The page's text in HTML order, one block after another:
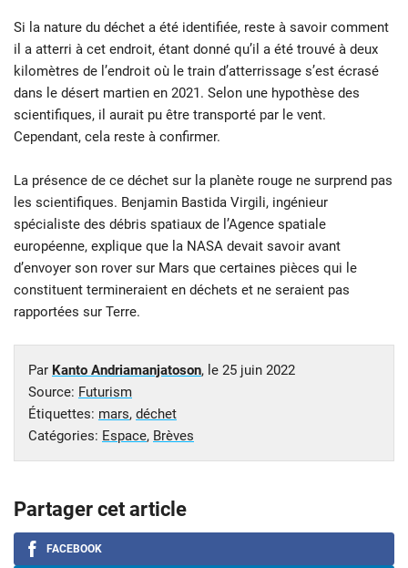
Si la nature du déchet a été identifiée, reste à savoir comment
il a atterri à cet endroit, étant donné qu’il a été trouvé à deux
kilomètres de l’endroit où le train d’atterrissage s’est écrasé
dans le désert martien en 2021. Selon une hypothèse des
scientifiques, il aurait pu être transporté par le vent.
Cependant, cela reste à confirmer.
La présence de ce déchet sur la planète rouge ne surprend pas
les scientifiques. Benjamin Bastida Virgili, ingénieur
spécialiste des débris spatiaux de l’Agence spatiale
européenne, explique que la NASA devait savoir avant
d’envoyer son rover sur Mars que certaines pièces qui le
constituent termineraient en déchets et ne seraient pas
rapportées sur Terre.
Par Kanto Andriamanjatoson, le 25 juin 2022
Source: Futurism
Étiquettes: mars, déchet
Catégories: Espace, Brèves
Partager cet article
FACEBOOK